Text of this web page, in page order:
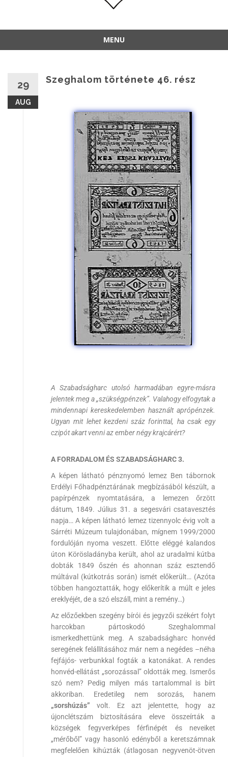
MENU
29
AUG
Szeghalom története 46. rész
A Szabadságharc utolsó harmadában egyre-másra
jelentek meg a „szükségpénzek”. Valahogy elfogytak a
mindennapi kereskedelemben használt aprópénzek.
Ugyan mit lehet kezdeni száz forinttal, ha csak egy
czipót akart venni az ember négy krajcárért?
A FORRADALOM ÉS SZABADSÁGHARC 3.
A képen látható pénznyomó lemez Ben tábornok
Erdélyi Főhadpénztárának megbízásából készült, a
papírpénzek nyomtatására, a lemezen őrzött
dátum, 1849. Július 31. a segesvári csatavesztés
napja… A képen látható lemez tizennyolc évig volt a
Sárréti Múzeum tulajdonában, mígnem 1999/2000
fordulóján nyoma veszett. Előtte eléggé kalandos
úton Körösladányba került, ahol az uradalmi kútba
dobták 1849 őszén és ahonnan száz esztendő
múltával (kútkotrás során) ismét előkerült… (Azóta
többen hangoztatták, hogy előkerítik a múlt e jeles
ereklyéjét, de a szó elszáll, mint a remény…)
Az előzőekben szegény bírói és jegyzői székért folyt
harcokban pártoskodó Szeghalommal
ismerkedhettünk meg. A szabadságharc honvéd
seregének felállításához már nem a negédes –néha
fejfájós- verbunkkal fogták a katonákat. A rendes
honvéd-ellátást „sorozással” oldották meg. Ismerős
szó nem? Pedig milyen más tartalommal is bírt
akkoriban. Eredetileg nem sorozás, hanem
„sorshúzás” volt. Ez azt jelentette, hogy az
újonclétszám biztosítására eleve összeírták a
községek fegyverképes férfinépét és neveiket
„mérőből” vagy hasonló edényből a keretszámnak
megfelelően kihúzták (átlagosan negyvenöt-ötven